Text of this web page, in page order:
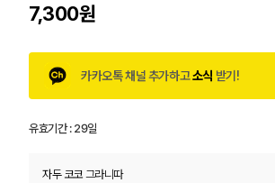
7,300원
카카오톡 채널 추가하고소식 받기!
유효기간 :29일
자두 코코 그라니따